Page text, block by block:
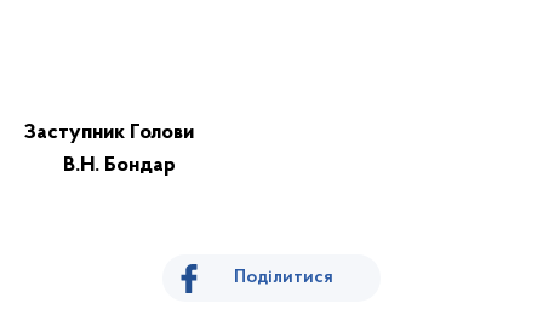
Заступник Голови
В.Н. Бондар
Поділитися